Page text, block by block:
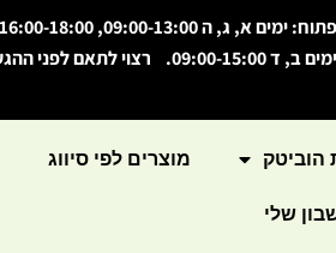
פתוח: ימים א, ג, ה 09:00-13:00, 16:00-18:00
ימים ב, ד 09:00-15:00. רצוי לתאם לפני ההגעה
הוביטק מוצרים לפי סיווג
שלי